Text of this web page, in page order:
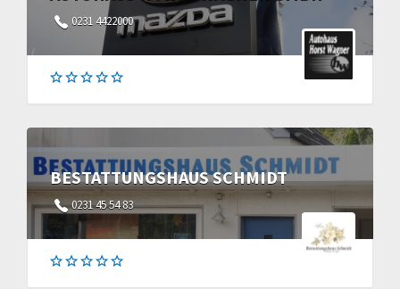
0231 4422000
BESTATTUNGSHAUS SCHMIDT
0231 45 54 83